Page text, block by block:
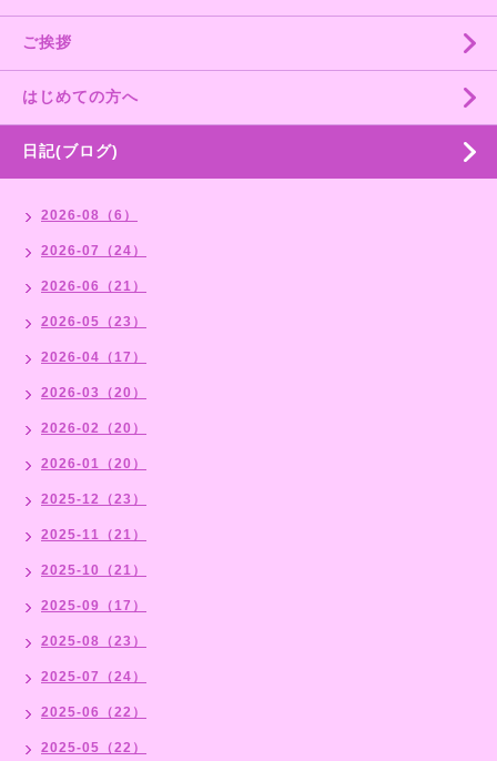
ご挨拶
はじめての方へ
日記(ブログ)
2026-08（6）
2026-07（24）
2026-06（21）
2026-05（23）
2026-04（17）
2026-03（20）
2026-02（20）
2026-01（20）
2025-12（23）
2025-11（21）
2025-10（21）
2025-09（17）
2025-08（23）
2025-07（24）
2025-06（22）
2025-05（22）